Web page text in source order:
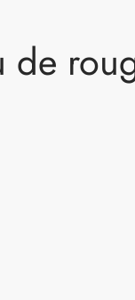
de